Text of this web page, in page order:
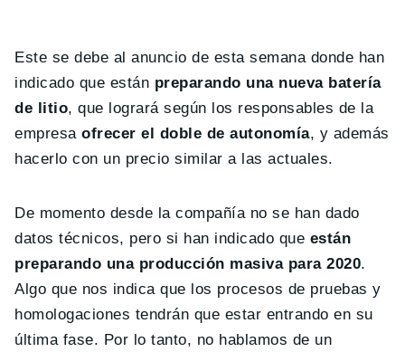
Este se debe al anuncio de esta semana donde han
indicado que están preparando una nueva batería
de litio, que logrará según los responsables de la
empresaofrecer el doble de autonomía, y además
hacerlo con un precio similar a las actuales.
De momento desde la compañía no se han dado
datos técnicos, pero si han indicado que están
preparando una producción masiva para 2020.
Algo que nos indica que los procesos de pruebas y
homologaciones tendrán que estar entrando en su
última fase. Por lo tanto, no hablamos de un